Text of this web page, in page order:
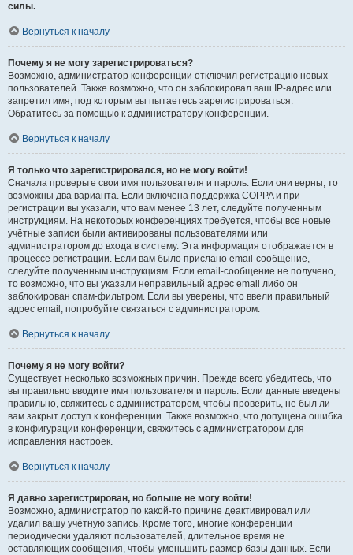
силы..
Вернуться к началу
Почему я не могу зарегистрироваться?
Возможно, администратор конференции отключил регистрацию новых
пользователей. Также возможно, что он заблокировал ваш IP-адрес или
запретил имя, под которым вы пытаетесь зарегистрироваться.
Обратитесь за помощью к администратору конференции.
Вернуться к началу
Я только что зарегистрировался, но не могу войти!
Сначала проверьте свои имя пользователя и пароль. Если они верны, то
возможны два варианта. Если включена поддержка COPPA и при
регистрации вы указали, что вам менее 13 лет, следуйте полученным
инструкциям. На некоторых конференциях требуется, чтобы все новые
учётные записи были активированы пользователями или
администратором до входа в систему. Эта информация отображается в
процессе регистрации. Если вам было прислано email-сообщение,
следуйте полученным инструкциям. Если email-сообщение не получено,
то возможно, что вы указали неправильный адрес email либо он
заблокирован спам-фильтром. Если вы уверены, что ввели правильный
адрес email, попробуйте связаться с администратором.
Вернуться к началу
Почему я не могу войти?
Существует несколько возможных причин. Прежде всего убедитесь, что
вы правильно вводите имя пользователя и пароль. Если данные введены
правильно, свяжитесь с администратором, чтобы проверить, не был ли
вам закрыт доступ к конференции. Также возможно, что допущена ошибка
в конфигурации конференции, свяжитесь с администратором для
исправления настроек.
Вернуться к началу
Я давно зарегистрирован, но больше не могу войти!
Возможно, администратор по какой-то причине деактивировал или
удалил вашу учётную запись. Кроме того, многие конференции
периодически удаляют пользователей, длительное время не
оставляющих сообщения, чтобы уменьшить размер базы данных. Если